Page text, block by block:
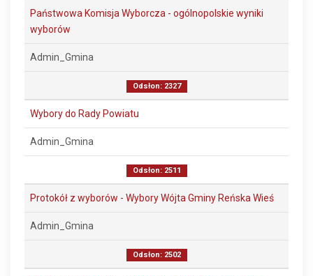
Państwowa Komisja Wyborcza - ogólnopolskie wyniki
wyborów
Admin_Gmina
Odsłon: 2327
Wybory do Rady Powiatu
Admin_Gmina
Odsłon: 2511
Protokół z wyborów - Wybory Wójta Gminy Reńska Wieś
Admin_Gmina
Odsłon: 2502